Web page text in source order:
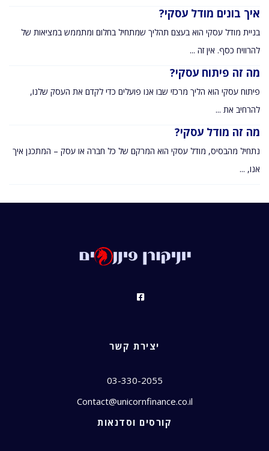
איך בונים מודל עסקי?
בניית מודל עסקי הוא בעצם תהליך שמתחיל בחלום ומתממש במציאות של
להרוויח כסף. אין זה ...
מה זה פיתוח עסקי?
פיתוח עסקי הוא הליך מרכזי שבו אנו פועלים כדי לקדם את העסק שלנו,
להרחיב את ...
מה זה מודל עסקי?
נתחיל מהבסיס, מודל עסקי הוא המרקם של כל חברה או עסק – המתכנן איך
אנו, ...
יצירת קשר
03-330-2055
Contact@unicornfinance.co.il
קורסים וסדנאות